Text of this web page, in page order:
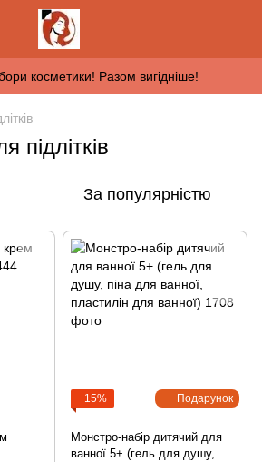
косметики! Разом вигідніше!
підлітків
За популярністю
Подарунок
−15%
Монстро-набір дитячий для
ванної 5+ (гель для душу,